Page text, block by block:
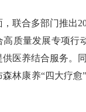
合多部门推出20
质量发展专项行
供医养结合服务。
林康养“四大疗